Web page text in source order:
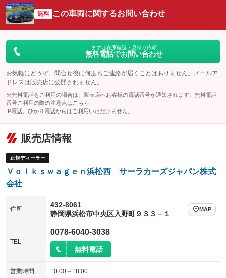
サイドカメラ
：装備なし ルーフレール
：装備なし
：装備なし
：装備なし
無料 この車両に関するお問い合わせ
まずは在庫確認・見積り依頼
無料電話でお問い合わせ
お気軽にどうぞ。問合せ後に何度もご連絡が届くことはありません。メールア
ドレスは販売店に公開されません。
※無料電話をご利用の場合は、販売店へお客様の電話番号が通知されます。無料電話
番号ご利用の際の注意点は こちら
IP電話、ひかり電話からはご利用いただけません。
販売店情報
正規ディーラー
Ｖｏｌｋｓｗａｇｅｎ浜松西 サーラカーズジャパン株式
会社
住所
432-8061
静岡県浜松市中央区入野町９３３－１
MAP
TEL
0078-6040-3038
無料電話
営業時間 10:00～18:00